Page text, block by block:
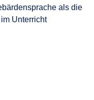
als die
Unterricht